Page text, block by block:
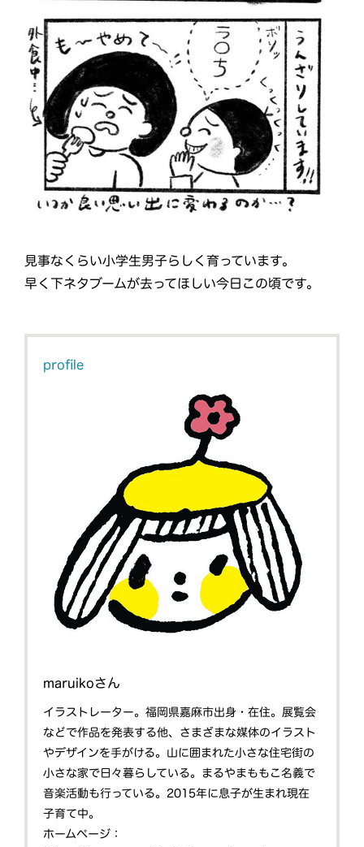
見事なくらい小学生男子らしく育っています。
早く下ネタブームが去ってほしい今日この頃です。
profile
maruikoさん
イラストレーター。福岡県嘉麻市出身・在住。展覧会
などで作品を発表する他、さまざまな媒体のイラスト
やデザインを手がける。山に囲まれた小さな住宅街の
小さな家で日々暮らしている。まるやまももこ名義で
音楽活動も行っている。2015年に息子が生まれ現在
子育て中。
ホームページ：